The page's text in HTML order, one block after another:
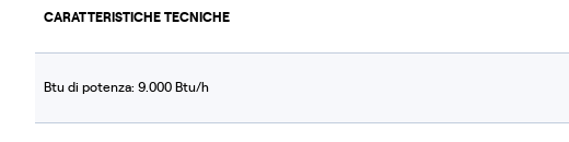
CARATTERISTICHE TECNICHE
Btu di potenza: 9.000 Btu/h